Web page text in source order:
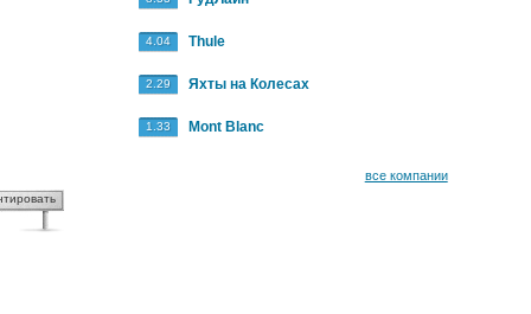
4.04 Thule
2.29 Яхты на Колесах
1.33 Mont Blanc
все компании